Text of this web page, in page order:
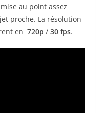
au point assez
proche. La résolution
en 720p / 30 fps.